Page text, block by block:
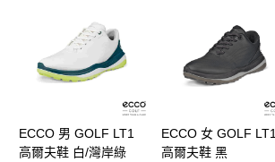
ECCO 男 GOLF LT1
高爾夫鞋 白/灣岸綠
ECCO 女 GOLF LT1
高爾夫鞋 黑